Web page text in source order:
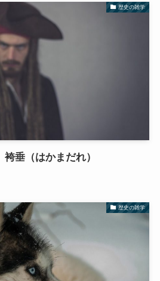
歴史の雑学
垂（はかまだれ）
歴史の雑学